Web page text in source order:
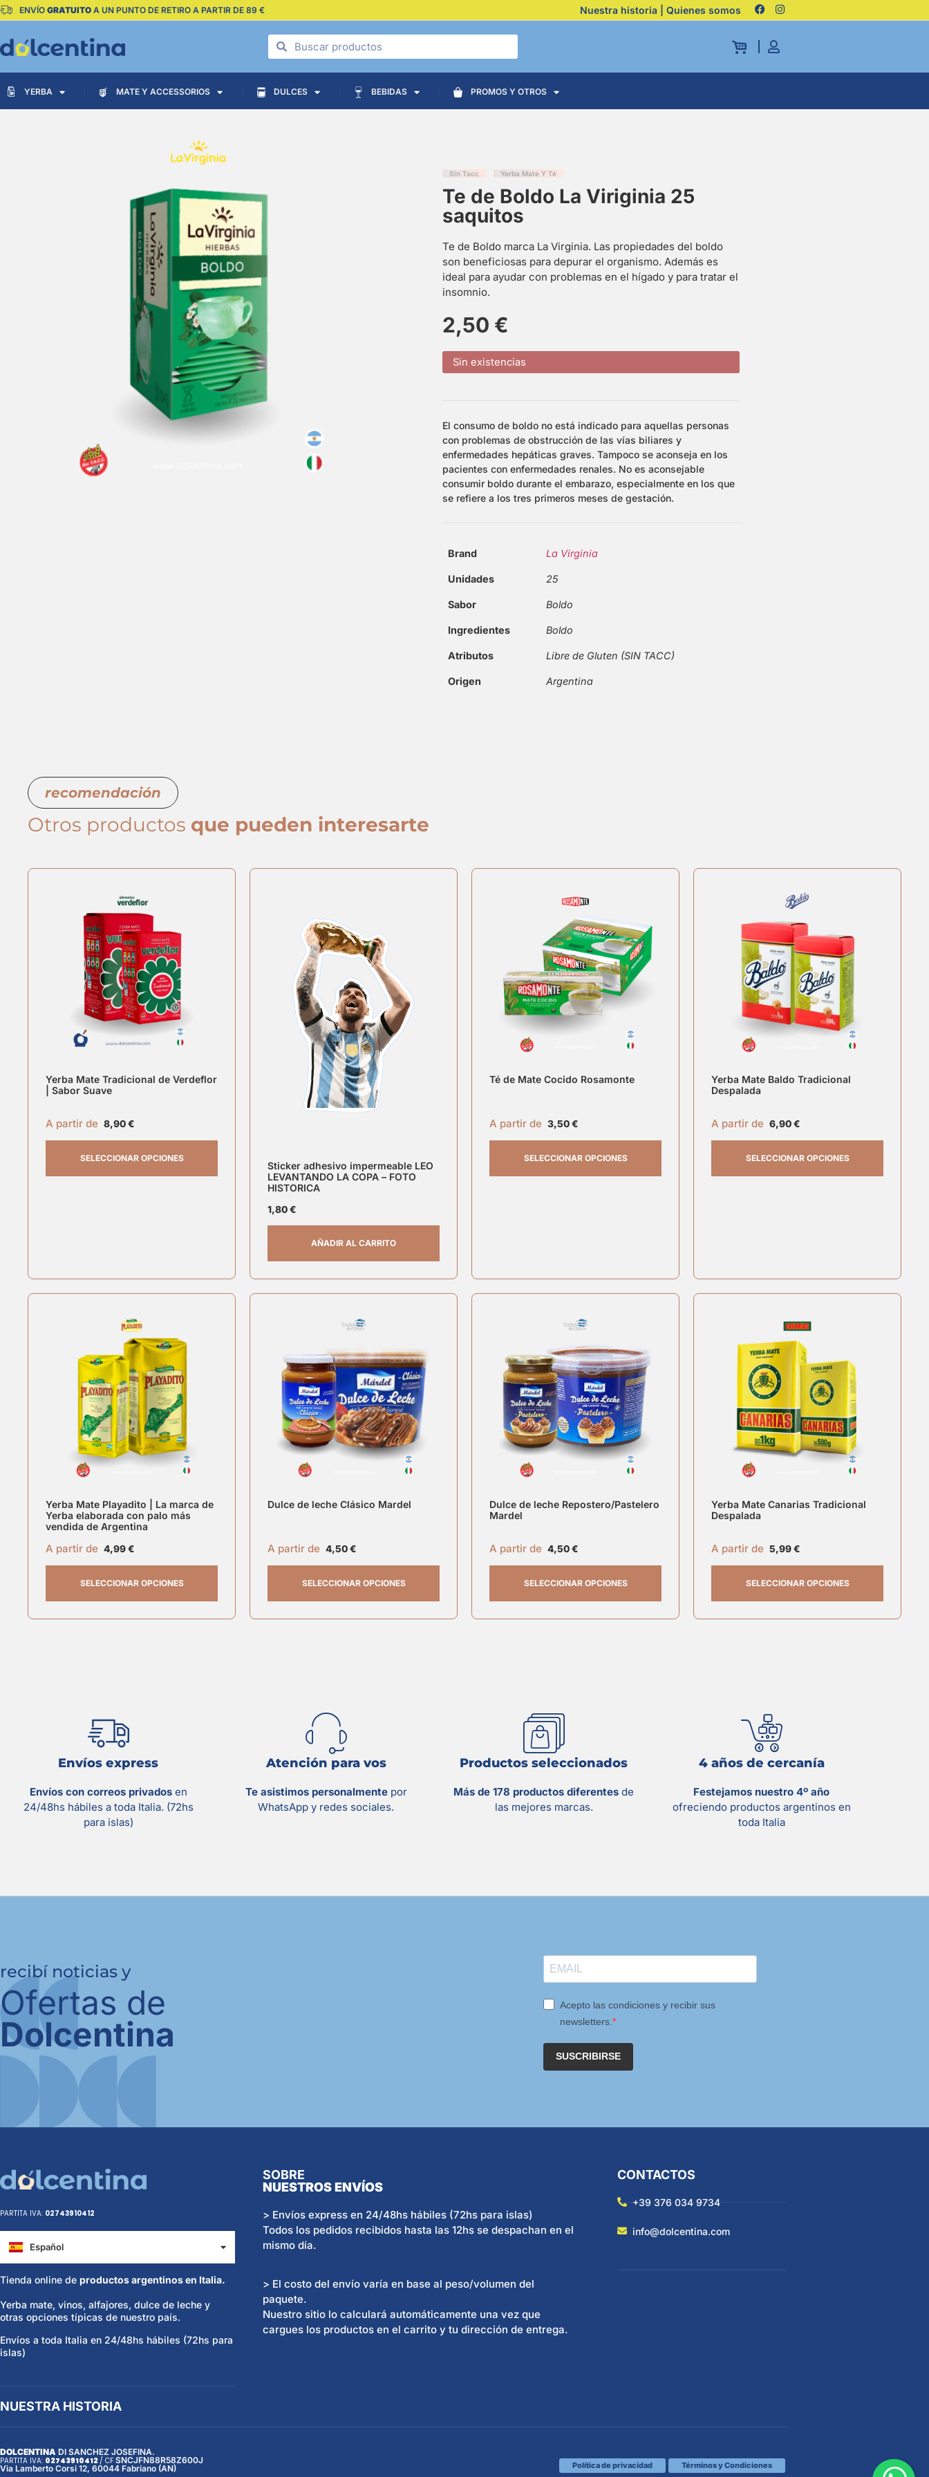
ENVÍO GRATUITO A UN PUNTO DE RETIRO A PARTIR DE 89 € Nuestra historia | Quienes somos
YERBA MATE Y ACCESSORIOS DULCES BEBIDAS PROMOS Y OTROS
Sin Tacc Yerba Mate Y Té
Te de Boldo La Viriginia 25
saquitos
Te de Boldo marca La Virginia. Las propiedades del boldo
son beneficiosas para depurar el organismo. Además es
ideal para ayudar con problemas en el hígado y para tratar el
insomnio.
2,50 €
Sin existencias
El consumo de boldo no está indicado para aquellas personas
con problemas de obstrucción de las vías biliares y
enfermedades hepáticas graves. Tampoco se aconseja en los
pacientes con enfermedades renales. No es aconsejable
consumir boldo durante el embarazo, especialmente en los que
se refiere a los tres primeros meses de gestación.
Brand La Virginia
Unidades 25
Sabor Boldo
Ingredientes Boldo
Atributos Libre de Gluten (SIN TACC)
Origen Argentina
recomendación
Otros productos que pueden interesarte
Yerba Mate Tradicional de Verdeflor
| Sabor Suave
A partir de 8,90€
SELECCIONAR OPCIONES
Sticker adhesivo impermeable LEO
LEVANTANDO LA COPA – FOTO
HISTORICA
1,80€
AÑADIR AL CARRITO
Té de Mate Cocido Rosamonte
A partir de 3,50€
SELECCIONAR OPCIONES
Yerba Mate Baldo Tradicional
Despalada
A partir de 6,90€
SELECCIONAR OPCIONES
Yerba Mate Playadito | La marca de
Yerba elaborada con palo más
vendida de Argentina
A partir de 4,99€
SELECCIONAR OPCIONES
Dulce de leche Clásico Mardel
A partir de 4,50€
SELECCIONAR OPCIONES
Dulce de leche Repostero/Pastelero
Mardel
A partir de 4,50€
SELECCIONAR OPCIONES
Yerba Mate Canarias Tradicional
Despalada
A partir de 5,99€
SELECCIONAR OPCIONES
Envíos express
Envíos con correos privados en
24/48hs hábiles a toda Italia. (72hs
para islas)
Atención para vos
Te asistimos personalmentepor
WhatsApp y redes sociales.
Productos seleccionados
Más de 178 productos diferentes de
las mejores marcas.
4 años de cercanía
Festejamos nuestro 4º año
ofreciendo productos argentinos en
toda Italia
recibí noticias y
Ofertas de
Dolcentina
Acepto las condiciones y recibir sus
newsletters.
SUSCRIBIRSE
PARTITA IVA: 02743910412
Español
Italiano
Tienda online de productos argentinos en Italia.
Yerba mate, vinos, alfajores, dulce de leche y
otras opciones típicas de nuestro país.
Envíos a toda Italia en 24/48hs hábiles (72hs para
islas)
NUESTRA HISTORIA
SOBRE
NUESTROS ENVÍOS
> Envíos express en 24/48hs hábiles (72hs para islas)
Todos los pedidos recibidos hasta las 12hs se despachan en el
mismo día.
> El costo del envío varía en base al peso/volumen del
paquete.
Nuestro sitio lo calculará automáticamente una vez que
cargues los productos en el carrito y tu dirección de entrega.
CONTACTOS
+39 376 034 9734
info@dolcentina.com
DOLCENTINA DI SANCHEZ JOSEFINA.
PARTITA IVA: 02743910412/ CF SNCJFN88R58Z600J
Via Lamberto Corsi 12, 60044 Fabriano (AN)
Política de privacidad Términos y Condiciones